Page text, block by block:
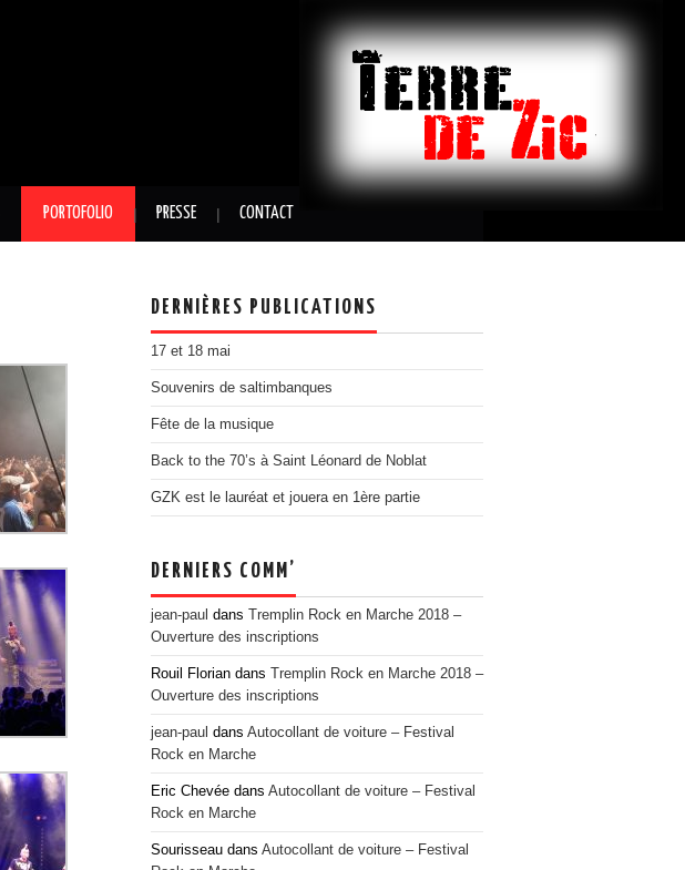
PORTOFOLIO PRESSE CONTACT
DERNIÈRES PUBLICATIONS
17 et 18 mai
Souvenirs de saltimbanques
Fête de la musique
Back to the 70’s à Saint Léonard de Noblat
GZK est le lauréat et jouera en 1ère partie
DERNIERS COMM’
jean-paul dans
Tremplin Rock en Marche 2018 –
Ouverture des inscriptions
Rouil Florian dans
Tremplin Rock en Marche 2018 –
Ouverture des inscriptions
jean-paul dans Autocollant de voiture – Festival
Rock en Marche
Eric Chevée dans Autocollant de voiture – Festival
Rock en Marche
Sourisseau dans Autocollant de voiture – Festival